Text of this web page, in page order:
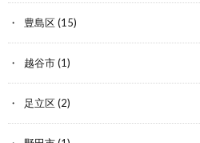
豊島区(15)
越谷市(1)
足立区(2)